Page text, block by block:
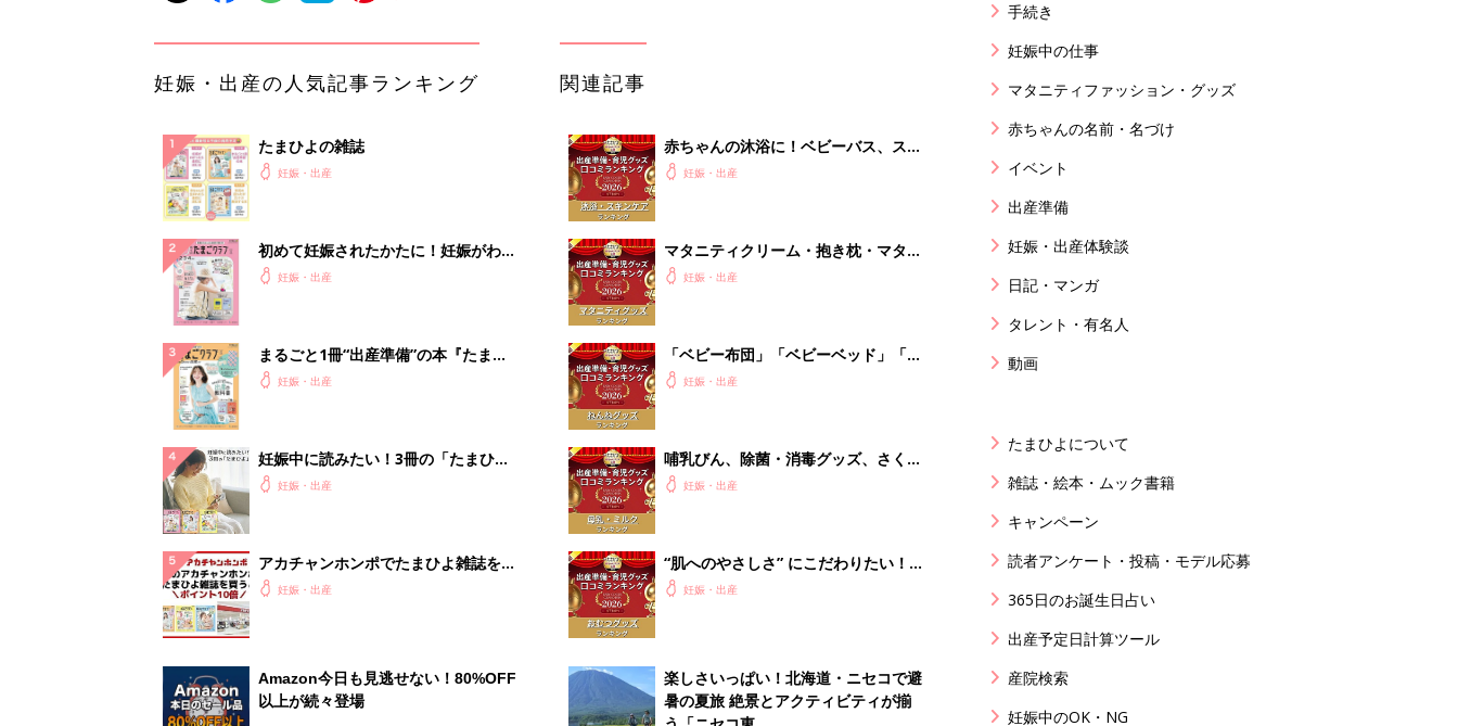
妊娠・出産の人気記事ランキング
たまひよの雑誌
妊娠・出産
初めて妊娠されたかたに！妊娠がわか
ったら最初に読む本『初めてのたまご
妊娠・出産
まるごと1冊“出産準備”の本『たまご
クラブ 夏号』〈スペシャル大特集〉
妊娠・出産
妊娠中に読みたい！3冊の「たまひ
よ」妊娠・出産
アカチャンホンポでたまひよ雑誌を買
うとポイント10倍【期間限定】
妊娠・出産
Amazon今日も見逃せない！80%OFF
以上が続々登場
関連記事
赤ちゃんの沐浴に！ベビーバス、スキ
ンケアグッズ口コミ人気ランキング
妊娠・出産
マタニティクリーム・抱き枕・マタニ
ティインナー・葉酸 口コミ人気ラン
妊娠・出産
「ベビー布団」「ベビーベッド」「バ
ウンサー」赤ちゃんのねんね環境を整
妊娠・出産
哺乳びん、除菌・消毒グッズ、さく乳
器、授乳グッズで最もママ・パパの支
妊娠・出産
“肌へのやさしさ” にこだわりたい！
ママ・パパが選ぶおむつグッズ8選
妊娠・出産
楽しさいっぱい！北海道・ニセコで避
暑の夏旅 絶景とアクティビティが揃
手続き
妊娠中の仕事
マタニティファッション・グッズ
赤ちゃんの名前・名づけ
イベント
出産準備
妊娠・出産体験談
日記・マンガ
タレント・有名人
動画
たまひよについて
雑誌・絵本・ムック書籍
キャンペーン
読者アンケート・投稿・モデル応募
365日のお誕生日占い
出産予定日計算ツール
産院検索
妊娠中のOK・NG